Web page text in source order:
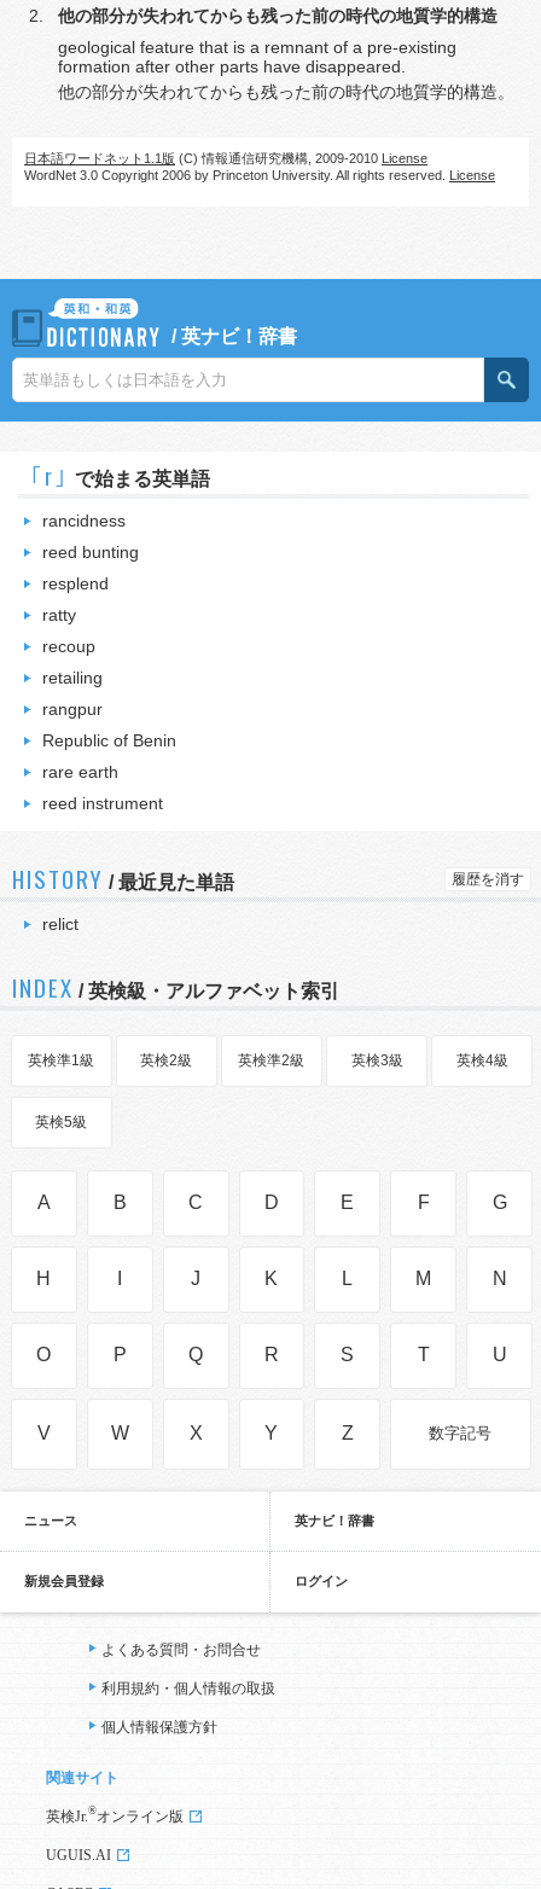
他の部分が失われてからも残った前の時代の地質学的構造
geological feature that is a remnant of a pre-existing
formation after other parts have disappeared.
他の部分が失われてからも残った前の時代の地質学的構造。
日本語ワードネット1.1版 (C) 情報通信研究機構, 2009-2010 License
WordNet 3.0 Copyright 2006 by Princeton University. All rights reserved. License
/英ナビ！辞書
｢r｣ で始まる英単語
rancidness
reed bunting
resplend
ratty
recoup
retailing
rangpur
Republic of Benin
rare earth
reed instrument
HISTORY /最近見た単語 履歴を消す
relict
INDEX / 英検級・アルファベット索引
英検準1級 英検2級 英検準2級 英検3級 英検4級
英検5級
A B C D E F G
H J K L M N
O P Q R S T U
V W X Y Z 数字記号
ニュース 英ナビ！辞書
新規会員登録 ログイン
よくある質問・お問合せ
利用規約・個人情報の取扱
個人情報保護方針
関連サイト
英検Jr. ®オンライン版
UGUIS.AI